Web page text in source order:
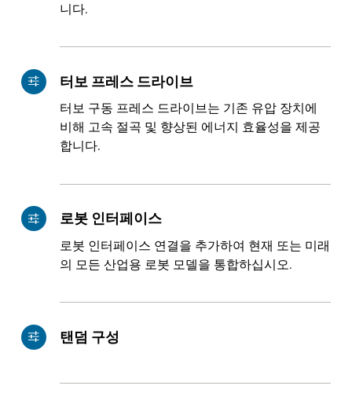
니다.
터보 프레스 드라이브
터보 구동 프레스 드라이브는 기존 유압 장치에
비해 고속 절곡 및 향상된 에너지 효율성을 제공
합니다.
로봇 인터페이스
로봇 인터페이스 연결을 추가하여 현재 또는 미래
의 모든 산업용 로봇 모델을 통합하십시오.
탠덤 구성